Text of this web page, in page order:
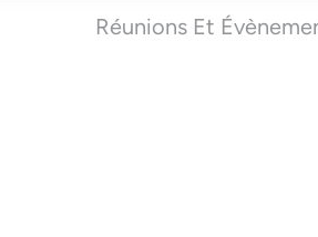
Réunions Et